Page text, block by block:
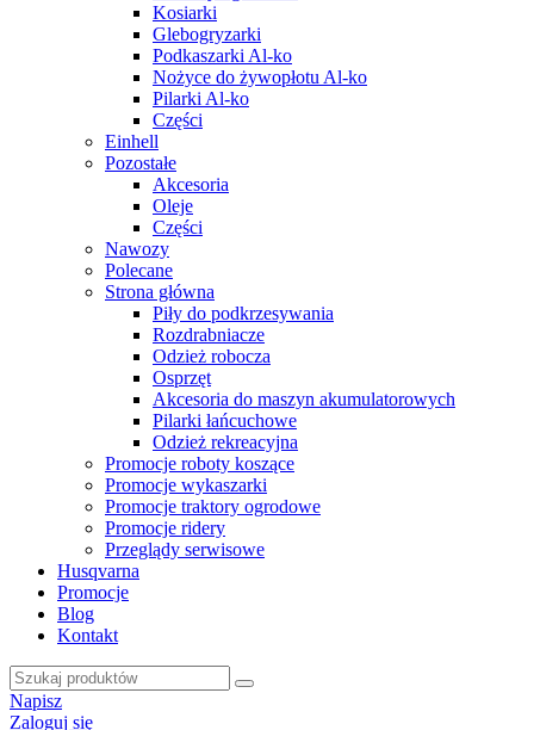
Kosiarki
Glebogryzarki
Podkaszarki Al-ko
Nożyce do żywopłotu Al-ko
Pilarki Al-ko
Części
Einhell
Pozostałe
Akcesoria
Oleje
Części
Nawozy
Polecane
Strona główna
Piły do podkrzesywania
Rozdrabniacze
Odzież robocza
Osprzęt
Akcesoria do maszyn akumulatorowych
Pilarki łańcuchowe
Odzież rekreacyjna
Promocje roboty koszące
Promocje wykaszarki
Promocje traktory ogrodowe
Promocje ridery
Przeglądy serwisowe
Husqvarna
Promocje
Blog
Kontakt
Napisz
Zaloguj się